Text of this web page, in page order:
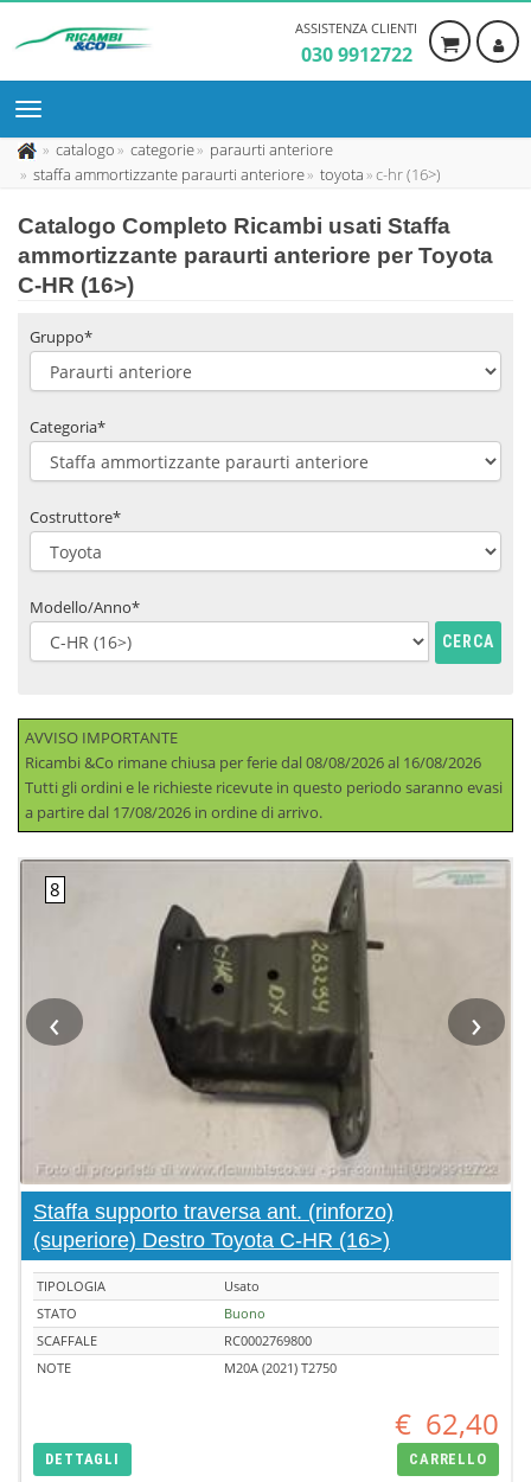
ASSISTENZA CLIENTI
030 9912722
catalogo categorie
paraurti anteriore
staffa ammortizzante paraurti anteriore
toyota c-hr (16>)
Catalogo Completo Ricambi usati Staffa
ammortizzante paraurti anteriore per Toyota
C-HR (16>)
Gruppo*
Categoria*
Costruttore*
Modello/Anno*
CERCA
AVVISO IMPORTANTE
Ricambi &Co rimane chiusa per ferie dal 08/08/2026 al 16/08/2026
Tutti gli ordini e le richieste ricevute in questo periodo saranno evasi
a partire dal 17/08/2026 in ordine di arrivo.
‹ ›
Staffa supporto traversa ant. (rinforzo)
(superiore) Destro Toyota C-HR (16>)
TIPOLOGIA
Usato
STATO
Buono
SCAFFALE
RC0002769800
NOTE
M20A (2021) T2750
€ 62,40
DETTAGLI CARRELLO